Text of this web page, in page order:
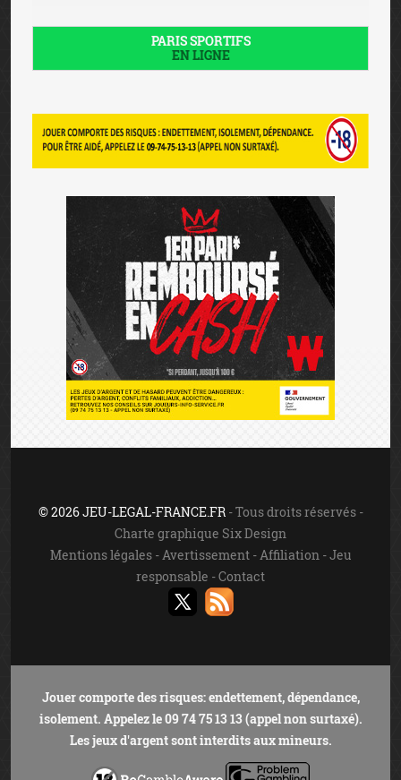
PARIS SPORTIFS
EN LIGNE
© 2026 JEU-LEGAL-FRANCE.FR- Tous droits réservés -
Charte graphique Six Design
Mentions légales-Avertissement-Affiliation-Jeu
responsable -Contact
Jouer comporte des risques: endettement, dépendance,
isolement. Appelez le 09 74 75 13 13 (appel non surtaxé).
Les jeux d'argent sont interdits aux mineurs.